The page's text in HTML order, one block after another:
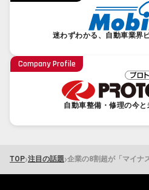
迷わずわかる、自動車業界
Company Profile
自動車整備・修理の今と
TOP›注目の話題›